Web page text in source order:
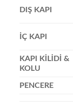
DIŞ KAPI
İÇ KAPI
KAPI KİLİDİ &
KOLU
PENCERE